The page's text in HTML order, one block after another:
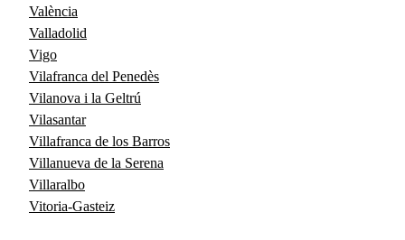
València
Valladolid
Vigo
Vilafranca del Penedès
Vilanova i la Geltrú
Vilasantar
Villafranca de los Barros
Villanueva de la Serena
Villaralbo
Vitoria-Gasteiz